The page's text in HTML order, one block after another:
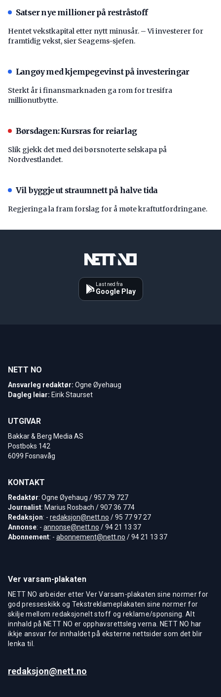
Satser nye millioner på restråstoff
Hentet vekstkapital etter nytt minusår. – Vi investerer for
framtidig vekst, sier Seagems-sjefen.
Langøy med kjempegevinst på investeringar
Sterkt år i finansmarknaden ga rom for tresifra
millionutbytte.
Børsdagen: Kursras for reiarlag
Slik gjekk det med dei børsnoterte selskapa på
Nordvestlandet.
Vil byggje ut straumnett på halve tida
Regjeringa la fram forslag for å møte kraftutfordringane.
Last ned fra
Google Play
NETT NO
Ansvarleg redaktør: Ogne Øyehaug
Dagleg leiar: Eirik Staurset
UTGIVAR
Bakkar & Berg Media AS
Postboks 142
6099 Fosnavåg
KONTAKT
Redaktør: Ogne Øyehaug / 957 79 727
Journalist: Marius Rosbach / 907 36 774
Redaksjon: - redaksjon@nett.no / 95 77 97 27
Annonse: - annonse@nett.no / 94 21 13 37
Abonnement: - abonnement@nett.no / 94 21 13 37
Ver varsam-plakaten
NETT NO arbeider etter Ver Varsam-plakaten sine normer for
god presseskikk og Tekstreklameplakaten sine normer for
skilje mellom redaksjonelt stoff og reklame/sponsing. Alt
innhald på NETT NO er opphavsrettsleg verna. NETT NO har
ikkje ansvar for innhaldet på eksterne nettsider som det blir
lenka til.
redaksjon@nett.no